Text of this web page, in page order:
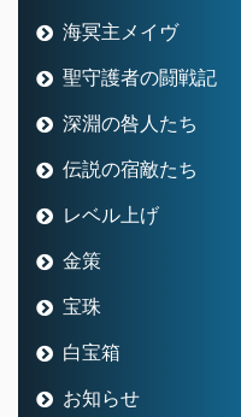
海冥主メイヴ
聖守護者の闘戦記
深淵の咎人たち
伝説の宿敵たち
レベル上げ
金策
宝珠
白宝箱
お知らせ